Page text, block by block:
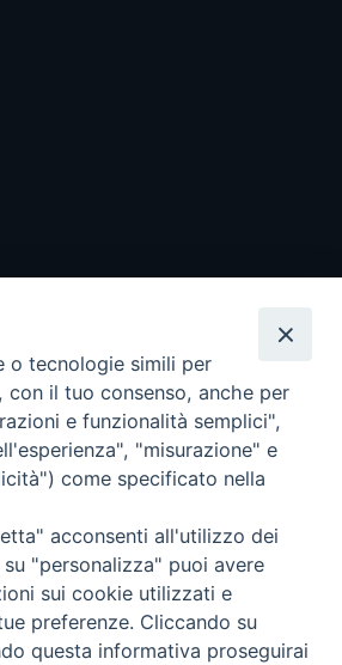
- Tutti i diritti riservati - Vita
Torna
o tecnologie simili per
con il tuo consenso, anche per
e funzionalità semplici",
"misurazione" e
come specificato nella
acconsenti all'utilizzo dei
"personalizza" puoi avere
sui cookie utilizzati e
preferenze. Cliccando su
questa informativa proseguirai